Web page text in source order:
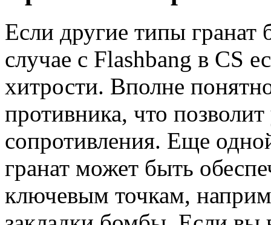
Если другие типы гранат
случае с Flashbang в CS
хитрости. Вполне
противника, что позволит
сопротивления. Еще
гранат может быть
ключевым точкам,